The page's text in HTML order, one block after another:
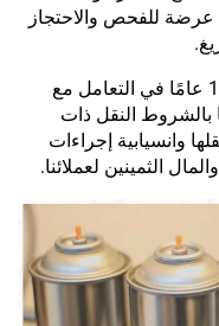
عرضة للفحص والاحتجاز
لدى وكلاء الشحن لدينا خبرة تزيد عن 13 عامًا في التعامل مع
بالشروط النقل ذات
وانسيابية إجراءات
الثمينين لعملائنا.